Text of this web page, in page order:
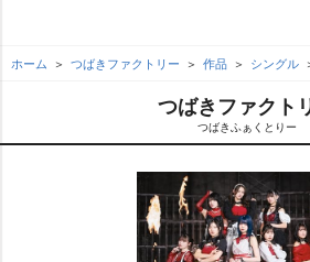
ホーム つばきファクトリー 作品 シングル
つばきファクト
つばきふぁくとりー